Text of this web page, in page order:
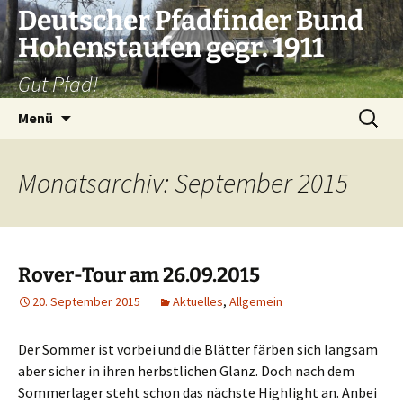
Zum
Inhalt
springen
Deutscher Pfadfinder Bund
Hohenstaufen gegr. 1911
Gut Pfad!
Menü
Suchen
nach:
Monatsarchiv: September 2015
Rover-Tour am 26.09.2015
20. September 2015 Aktuelles, Allgemein
Der Sommer ist vorbei und die Blätter färben sich langsam
aber sicher in ihren herbstlichen Glanz. Doch nach dem
Sommerlager steht schon das nächste Highlight an. Anbei